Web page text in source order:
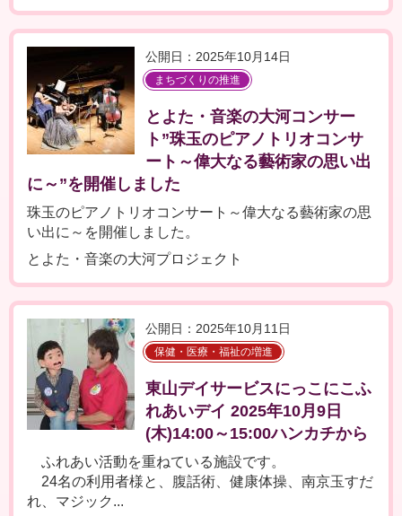
公開日：2025年10月14日
まちづくりの推進
とよた・音楽の大河コンサー
ト”珠玉のピアノトリオコンサ
ート～偉大なる藝術家の思い出
に～”を開催しました
珠玉のピアノトリオコンサート～偉大なる藝術家の思
い出に～を開催しました。
とよた・音楽の大河プロジェクト
公開日：2025年10月11日
保健・医療・福祉の増進
東山デイサービスにっこにこふ
れあいデイ 2025年10月9日
(木)14:00～15:00ハンカチから
ふれあい活動を重ねている施設です。
24名の利用者様と、腹話術、健康体操、南京玉すだ
れ、マジック...